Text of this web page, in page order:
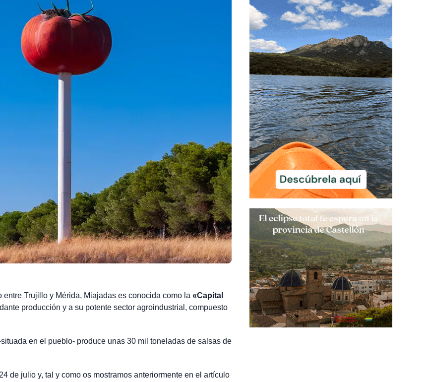
Trujillo y Mérida, Miajadas es conocida como la «Capital
producción y a su potente sector agroindustrial, compuesto
en el pueblo- produce unas 30 mil toneladas de salsas de
de julio y, tal y como os mostramos anteriormente en el artículo